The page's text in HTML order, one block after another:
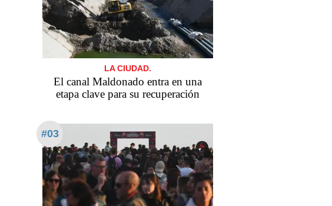
LA CIUDAD.
El canal Maldonado entra en una
etapa clave para su recuperación
#03